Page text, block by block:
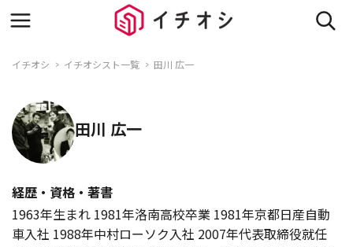
イチオシ イチオシスト一覧 田川 広一
田川 広一
経歴・資格・著書
1963年生まれ 1981年洛南高校卒業 1981年京都日産自動
車入社 1988年中村ローソク入社 2007年代表取締役就任